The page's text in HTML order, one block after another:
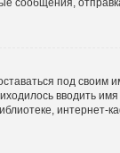
под своим
вводить
интернет-